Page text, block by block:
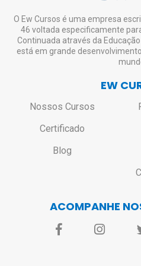
Não haverá
acesso aos alunos
certificado.
O Ew Cursos é uma empresa
46 voltada especificamente
Continuada através da
está em grande
EW
Nossos Cursos
Certificado
Blog
ACOMPANHE